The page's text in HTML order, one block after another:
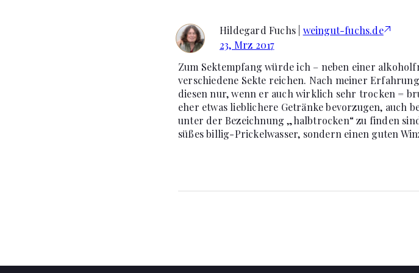
Hildegard Fuchs | weingut-fuchs.de
23, Mrz 2017
Zum Sektempfang würde ich – neben einer
verschiedene Sekte reichen. Nach meiner
diesen nur, wenn er auch wirklich sehr trocken =
eher etwas lieblichere Getränke bevorzugen, auch
unter der Bezeichnung „halbtrocken“ zu finden
süßes billig-Prickelwasser, sondern einen guten